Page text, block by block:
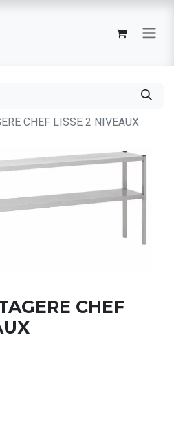
CHEF LISSE 2 NIVEAUX
CHEF